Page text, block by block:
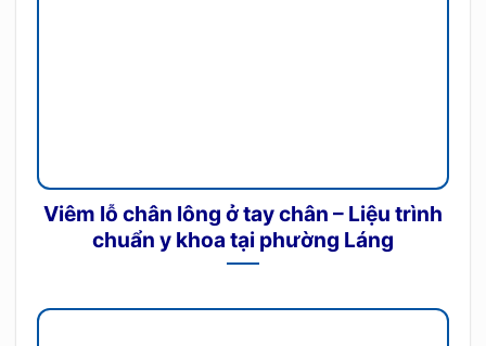
Viêm lỗ chân lông ở tay chân – Liệu trình
chuẩn y khoa tại phường Láng